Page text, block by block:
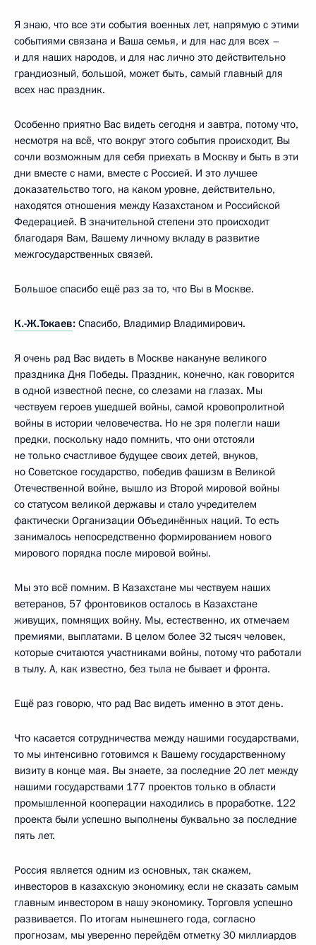
Я знаю, что все эти события военных лет, напрямую с этими
событиями связана и Ваша семья, и для нас для всех –
и для наших народов, и для нас лично это действительно
грандиозный, большой, может быть, самый главный для
всех нас праздник.
Особенно приятно Вас видеть сегодня и завтра, потому что,
несмотря на всё, что вокруг этого события происходит, Вы
сочли возможным для себя приехать в Москву и быть в эти
дни вместе с нами, вместе с Россией. И это лучшее
доказательство того, на каком уровне, действительно,
находятся отношения между Казахстаном и Российской
Федерацией. В значительной степени это происходит
благодаря Вам, Вашему личному вкладу в развитие
межгосударственных связей.
Большое спасибо ещё раз за то, что Вы в Москве.
К.-Ж.Токаев: Спасибо, Владимир Владимирович.
Я очень рад Вас видеть в Москве накануне великого
праздника Дня Победы. Праздник, конечно, как говорится
в одной известной песне, со слезами на глазах. Мы
чествуем героев ушедшей войны, самой кровопролитной
войны в истории человечества. Но не зря полегли наши
предки, поскольку надо помнить, что они отстояли
не только счастливое будущее своих детей, внуков,
но Советское государство, победив фашизм в Великой
Отечественной войне, вышло из Второй мировой войны
со статусом великой державы и стало учредителем
фактически Организации Объединённых наций. То есть
занималось непосредственно формированием нового
мирового порядка после мировой войны.
Мы это всё помним. В Казахстане мы чествуем наших
ветеранов, 57 фронтовиков осталось в Казахстане
живущих, помнящих войну. Мы, естественно, их отмечаем
премиями, выплатами. В целом более 32 тысяч человек,
которые считаются участниками войны, потому что работали
в тылу. А, как известно, без тыла не бывает и фронта.
Ещё раз говорю, что рад Вас видеть именно в этот день.
Что касается сотрудничества между нашими государствами,
то мы интенсивно готовимся к Вашему государственному
визиту в конце мая. Вы знаете, за последние 20 лет между
нашими государствами 177 проектов только в области
промышленной кооперации находились в проработке. 122
проекта были успешно выполнены буквально за последние
пять лет.
Россия является одним из основных, так скажем,
инвесторов в казахскую экономику, если не сказать самым
главным инвестором в нашу экономику. Торговля успешно
развивается. По итогам нынешнего года, согласно
прогнозам, мы уверенно перейдём отметку 30 миллиардов